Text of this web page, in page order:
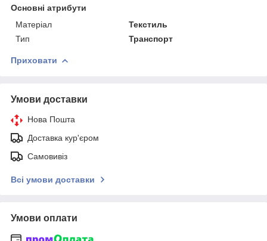
Основні атрибути
Матеріал
Текстиль
Тип
Транспорт
Приховати
Умови доставки
Нова Пошта
Доставка кур'єром
Самовивіз
Всі умови доставки
Умови оплати